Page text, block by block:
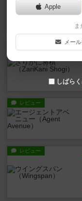
ルール/インスト
レビュー
レビュー
Apple
ま
メー
しばら